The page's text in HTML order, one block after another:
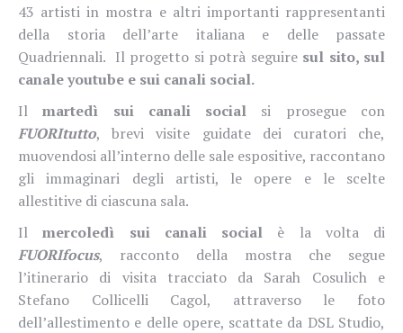
43 artisti in mostra e altri importanti rappresentanti
della storia dell’arte italiana e delle passate
Quadriennali. Il progetto si potrà seguire sul sito, sul
canale youtube e sui canali social.
Ilmartedì sui canali social si prosegue con
FUORItutto, brevi visite guidate dei curatori che,
muovendosi all’interno delle sale espositive, raccontano
gli immaginari degli artisti, le opere e le scelte
allestitive di ciascuna sala.
Ilmercoledì sui canali social è la volta di
FUORIfocus, racconto della mostra che segue
l’itinerario di visita tracciato da Sarah Cosulich e
Stefano Collicelli Cagol, attraverso le foto
dell’allestimento e delle opere, scattate da DSL Studio,